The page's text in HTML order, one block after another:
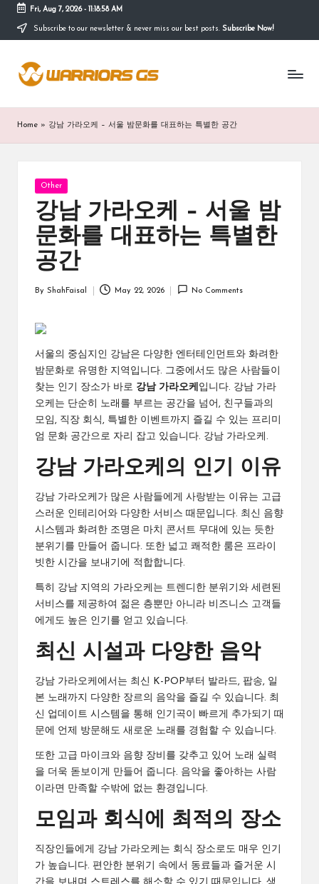
Skip
content
Fri, Aug 7, 2026- 11:18:58 AM
Subscribe to our newsletter & never miss our best posts. Subscribe Now!
Home » 강남 가라오케 – 서울 밤문화를 대표하는 특별한 공간
Posted
Other
강남 가라오케 – 서울 밤
문화를 대표하는 특별한
공간
Posted
By ShahFaisal May 22, 2026 No Comments
서울의 중심지인 강남은 다양한 엔터테인먼트와 화려한
밤문화로 유명한 지역입니다. 그중에서도 많은 사람들이
찾는 인기 장소가 바로 강남 가라오케 입니다. 강남 가라
오케는 단순히 노래를 부르는 공간을 넘어, 친구들과의
모임, 직장 회식, 특별한 이벤트까지 즐길 수 있는 프리미
엄 문화 공간으로 자리 잡고 있습니다. 강남 가라오케
강남 가라오케의 인기 이유
강남 가라오케가 많은 사람들에게 사랑받는 이유는 고급
스러운 인테리어와 다양한 서비스 때문입니다. 최신 음향
시스템과 화려한 조명은 마치 콘서트 무대에 있는 듯한
분위기를 만들어 줍니다. 또한 넓고 쾌적한 룸은 프라이
빗한 시간을 보내기에 적합합니다.
특히 강남 지역의 가라오케는 트렌디한 분위기와 세련된
서비스를 제공하여 젊은 층뿐만 아니라 비즈니스 고객들
에게도 높은 인기를 얻고 있습니다.
최신 시설과 다양한 음악
강남 가라오케에서는 최신 K-POP부터 발라드, 팝송, 일
본 노래까지 다양한 장르의 음악을 즐길 수 있습니다. 최
신 업데이트 시스템을 통해 인기곡이 빠르게 추가되기 때
문에 언제 방문해도 새로운 노래를 경험할 수 있습니다.
또한 고급 마이크와 음향 장비를 갖추고 있어 노래 실력
을 더욱 돋보이게 만들어 줍니다. 음악을 좋아하는 사람
이라면 만족할 수밖에 없는 환경입니다.
모임과 회식에 최적의 장소
직장인들에게 강남 가라오케는 회식 장소로도 매우 인기
가 높습니다. 편안한 분위기 속에서 동료들과 즐거운 시
간을 보내며 스트레스를 해소할 수 있기 때문입니다. 생